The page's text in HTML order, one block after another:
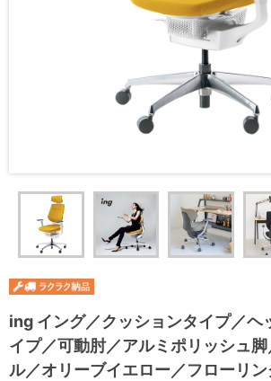
ing イング／クッションタイプ／ヘ
イプ／可動肘／アルミポリッシュ
ル／オリーブイエロー／フローリ